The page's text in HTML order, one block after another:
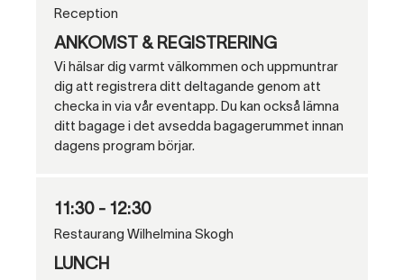
Reception
ANKOMST & REGISTRERING
Vi hälsar dig varmt välkommen och uppmuntrar
dig att registrera ditt deltagande genom att
checka in via vår eventapp. Du kan också lämna
ditt bagage i det avsedda bagagerummet innan
dagens program börjar.
11:30 - 12:30
Restaurang Wilhelmina Skogh
LUNCH